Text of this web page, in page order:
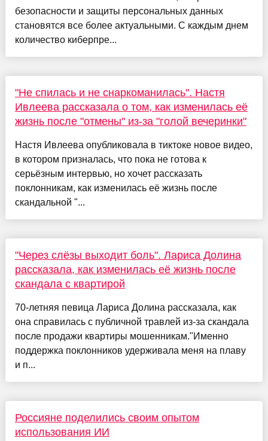
безопасности и защиты персональных данных
становятся все более актуальными. С каждым днем
количество киберпре...
"Не спилась и не снаркоманилась". Настя
Ивлеева рассказала о том, как изменилась её
жизнь после "отмены" из-за "голой вечеринки"
Настя Ивлеева опубликовала в тиктоке новое видео,
в котором призналась, что пока не готова к
серьёзным интервью, но хочет рассказать
поклонникам, как изменилась её жизнь после
скандальной "...
"Через слёзы выходит боль". Лариса Долина
рассказала, как изменилась её жизнь после
скандала с квартирой
70-летняя певица Лариса Долина рассказала, как
она справилась с публичной травлей из-за скандала
после продажи квартиры мошенникам."Именно
поддержка поклонников удерживала меня на плаву
и п...
Россияне поделились своим опытом
использования ИИ